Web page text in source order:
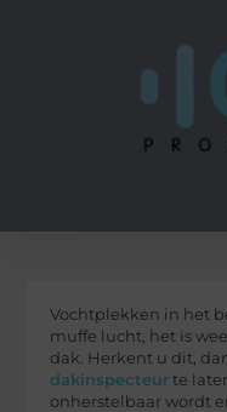
Vochtplekken in het
muffe lucht, het is
dak. Herkent u dit,
dakinspecteur te
onherstelbaar wordt